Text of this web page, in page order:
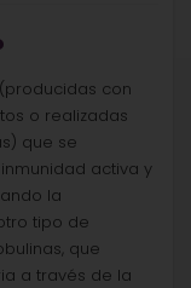
con
o realizadas
que se
activa y
la
tipo de
que
a través de la